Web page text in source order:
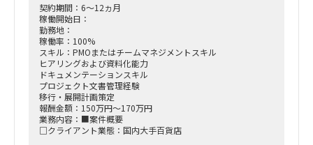
・PJマネージャー：TBD 今回の募集枠（稼働率50-80%ほど想
定）
・元請コンサルタントA：稼働率100%
今回募集する方は、本PJ支援のPJマネージャーとして、PJ成功
に向けて主体的に推進いただきたいです。
下に元請コンサルタントを付けるため、各種資料化／議事メモ
等は元請コンサルタントが作業しますが、そのディレクショ
ン・レビューなどのプロマネ仕事は発生します。
●その他条件等
・契約期間：2025年7月頃～2か月 ※現在提案中であり詳
細は今後調整。「要求整理フェーズ」2か月の次は「要件定義
契約期間：6～12ヵ月
稼働開始日：
勤務地：
稼働率：100%
スキル：PMOまたはチームマネジメントスキル
ヒアリングおよび資料化能力
ドキュメンテーションスキル
プロジェクト文書管理経験
移行・展開計画策定
報酬金額：150万円～170万円
業務内容：■案件概要
□クライアント業態：国内大手百貨店